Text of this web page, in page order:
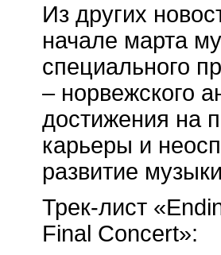
Из других
начале марта
специального
– норвежского
достижения на
карьеры и
развитие
Трек-лист
Final Concert»: